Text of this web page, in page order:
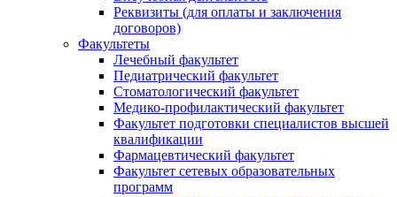
Реквизиты (для оплаты и заключения
договоров)
Факультеты
Лечебный факультет
Педиатрический факультет
Стоматологический факультет
Медико-профилактический факультет
Факультет подготовки специалистов высшей
квалификации
Фармацевтический факультет
Факультет сетевых образовательных
программ